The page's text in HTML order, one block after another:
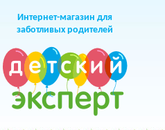
Интернет-магазин для
заботливых родителей